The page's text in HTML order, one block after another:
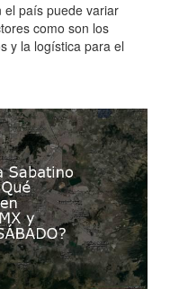
el país puede variar
como son los
y la logística para el